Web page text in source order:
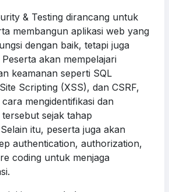
& Testing dirancang untuk
membangun aplikasi web yang
dengan baik, tetapi juga
akan mempelajari
keamanan seperti SQL
Scripting (XSS), dan CSRF,
mengidentifikasi dan
sejak tahap
itu, peserta juga akan
authentication, authorization,
coding untuk menjaga